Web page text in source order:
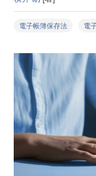
電子帳簿保存法 電